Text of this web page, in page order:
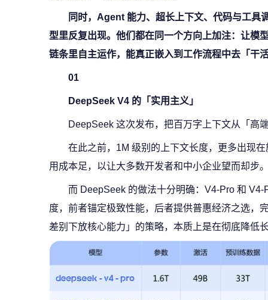
同时，Agent 能力、超长上下文、代码与工具
型里反复出现。他们都在同一个方向上加注：让模
链条里自主运作，能真正嵌入到工作流程中去 「干
01
DeepSeek V4 的「实用主义」
DeepSeek 这次发布，把百万字上下文从「高
在此之前，1M 级别的上下文长度，更多出现
用成本足，以让大多数开发者和中小企业望而却步
而 DeepSeek 的做法十分明确：V4-Pro 和
度，前者锚定极致性能，后者提供普惠经济之选，
差别下放核心能力」的策略，本质上是在彻底降低